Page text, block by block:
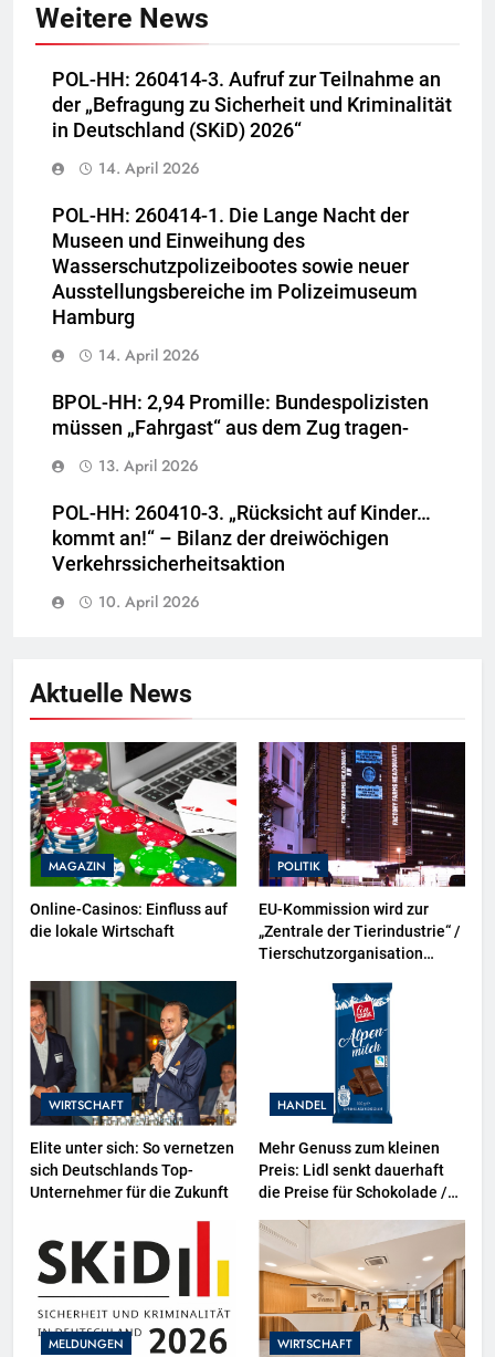
Weitere News
POL-HH: 260414-3. Aufruf zur Teilnahme an
der „Befragung zu Sicherheit und Kriminalität
in Deutschland (SKiD) 2026“
14. April 2026
POL-HH: 260414-1. Die Lange Nacht der
Museen und Einweihung des
Wasserschutzpolizeibootes sowie neuer
Ausstellungsbereiche im Polizeimuseum
Hamburg
14. April 2026
BPOL-HH: 2,94 Promille: Bundespolizisten
müssen „Fahrgast“ aus dem Zug tragen-
13. April 2026
POL-HH: 260410-3. „Rücksicht auf Kinder…
kommt an!“ – Bilanz der dreiwöchigen
Verkehrssicherheitsaktion
10. April 2026
Aktuelle News
MAGAZIN
Online-Casinos: Einfluss auf
die lokale Wirtschaft
POLITIK
EU-Kommission wird zur
„Zentrale der Tierindustrie“ /
Tierschutzorganisation
Projektion in Brüssel die
Nähe der EU-Kommission zur
Tierindustrie an
WIRTSCHAFT
Elite unter sich: So vernetzen
sich Deutschlands Top-
Unternehmer für die Zukunft
HANDEL
Mehr Genuss zum kleinen
Preis: Lidl senkt dauerhaft
die Preise für Schokolade /
bis zu 13 Prozent günstiger
MELDUNGEN WIRTSCHAFT